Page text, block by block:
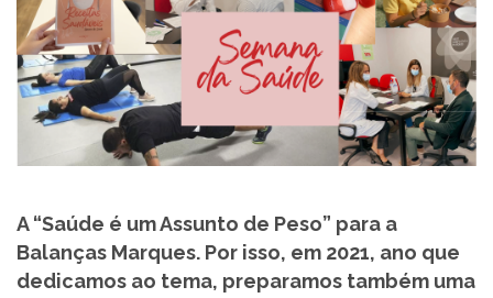
LOJA ONLINE
SUPORTE
MARQUES ACADEMY
PARCEIROS
NOTÍCIAS
A “Saúde é um Assunto de Peso” para a
Balanças Marques. Por isso, em 2021, ano que
dedicamos ao tema, preparamos também uma